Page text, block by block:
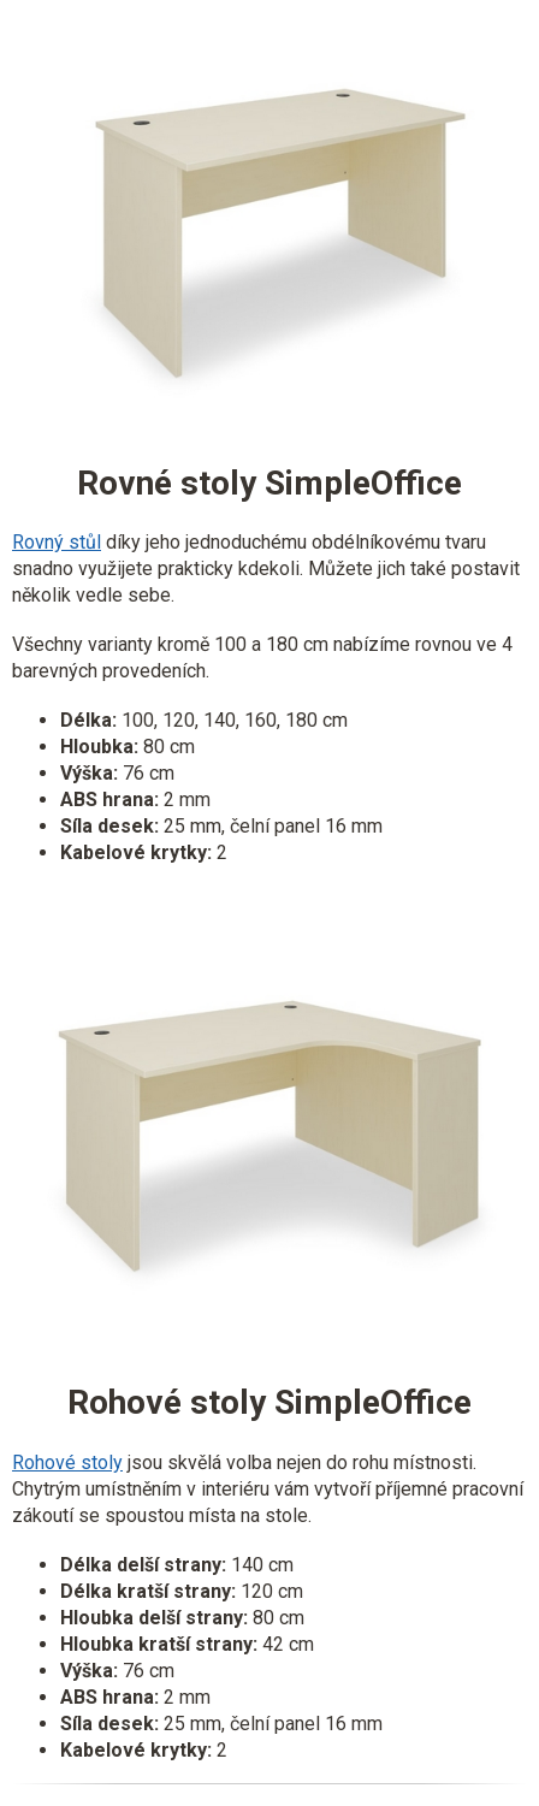
Rovné stoly SimpleOffice
Rovný stůl díky jeho jednoduchému obdélníkovému tvaru
snadno využijete prakticky kdekoli. Můžete jich také postavit
několik vedle sebe.
Všechny varianty kromě 100 a 180 cm nabízíme rovnou ve 4
barevných provedeních.
Délka: 100, 120, 140, 160, 180 cm
Hloubka: 80 cm
Výška: 76 cm
ABS hrana: 2 mm
Síla desek: 25 mm, čelní panel 16 mm
Kabelové krytky: 2
Rohové stoly SimpleOffice
Rohové stoly jsou skvělá volba nejen do rohu místnosti.
Chytrým umístněním v interiéru vám vytvoří příjemné pracovní
zákoutí se spoustou místa na stole.
Délka delší strany: 140 cm
Délka kratší strany: 120 cm
Hloubka delší strany: 80 cm
Hloubka kratší strany: 42 cm
Výška: 76 cm
ABS hrana: 2 mm
Síla desek: 25 mm, čelní panel 16 mm
Kabelové krytky: 2